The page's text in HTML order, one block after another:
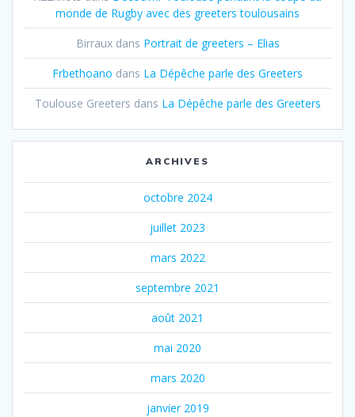
monde de Rugby avec des greeters toulousains
Birrauxdans Portrait de greeters – Elias
Frbethoano dans La Dépêche parle des Greeters
Toulouse Greeters dans La Dépêche parle des Greeters
ARCHIVES
octobre 2024
juillet 2023
mars 2022
septembre 2021
août 2021
mai 2020
mars 2020
janvier 2019